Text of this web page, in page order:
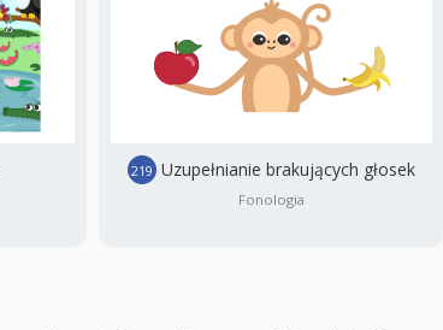
219 Uzupełnianie brakujących głosek
Fonologia